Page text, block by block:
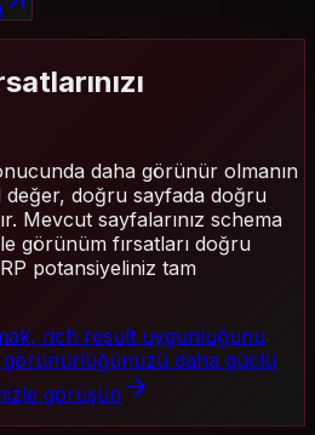
daha görünür olmanın
değer, doğru sayfada doğru
Mevcut sayfalarınız schema
görünüm fırsatları doğru
potansiyeliniz tam
rich result uygunluğunu
daha güçlü
görüşün